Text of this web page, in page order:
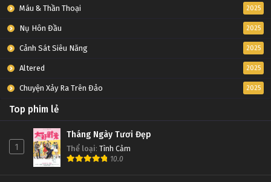
Máu & Thần Thoại 2025
Nụ Hôn Đầu 2025
Cảnh Sát Siêu Năng 2025
Altered 2025
Chuyện Xảy Ra Trên Đảo 2025
Top phim lẻ
1
Tháng Ngày Tươi Đẹp
Thể loại: Tình Cảm
10.0